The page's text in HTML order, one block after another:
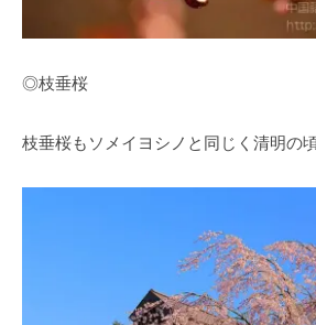
◎枝垂桜
枝垂桜もソメイヨシノと同じく清明の